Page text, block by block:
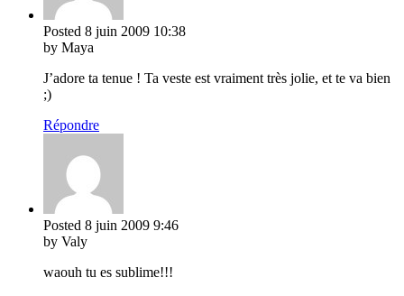
Posted 8 juin 2009 10:38
by Maya
J’adore ta tenue ! Ta veste est vraiment très jolie, et te va bien
;)
Répondre
Posted 8 juin 2009 9:46
by Valy
waouh tu es sublime!!!